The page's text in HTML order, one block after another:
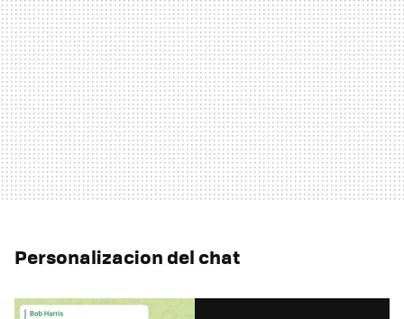
Personalizacion del chat